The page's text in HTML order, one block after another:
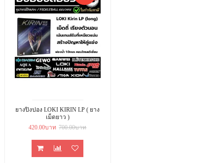
ยางปิงปอง LOKI KIRIN LP ( ยาง
เม็ดยาว )
420.00บาท 700.00บาท